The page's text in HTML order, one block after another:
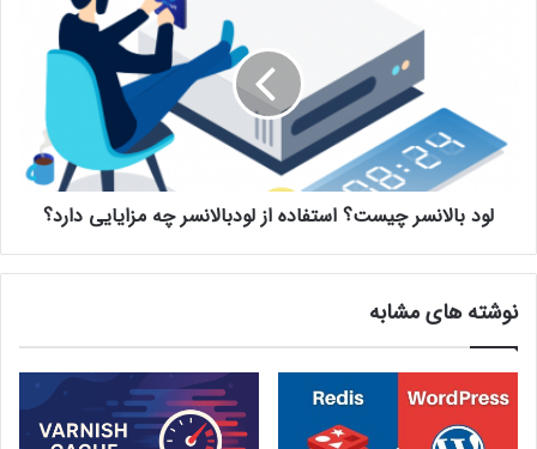
لود بالانسر چیست؟ استفاده از لودبالانسر چه مزایایی دارد؟
نوشته های مشابه